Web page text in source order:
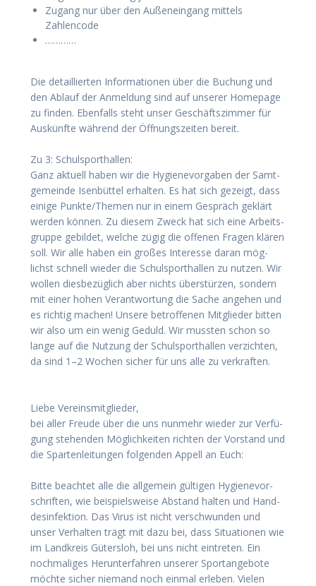
Zugang nur über den Außen­ein­gang mit­tels
Zahlencode
…………
Die detail­lier­ten Infor­ma­tio­nen über die Buchung und
den Ablauf der Anmel­dung sind auf unse­rer Home­page
zu fin­den. Eben­falls steht unser Geschäfts­zim­mer für
Aus­künf­te wäh­rend der Öff­nungs­zei­ten bereit.
Zu 3: Schul­sport­hal­len:
Ganz aktu­ell haben wir die Hygie­ne­vor­ga­ben der Samt­
ge­mein­de Isen­büt­tel erhal­ten. Es hat sich gezeigt, dass
eini­ge Punkte/Themen nur in einem Gespräch geklärt
wer­den kön­nen. Zu die­sem Zweck hat sich eine Arbeits­
grup­pe gebil­det, wel­che zügig die offe­nen Fra­gen klä­ren
soll. Wir alle haben ein gro­ßes Inter­es­se dar­an mög­
lichst schnell wie­der die Schul­sport­hal­len zu nut­zen. Wir
wol­len dies­be­züg­lich aber nichts über­stür­zen, son­dern
mit einer hohen Ver­ant­wor­tung die Sache ange­hen und
es rich­tig machen! Unse­re betrof­fe­nen Mit­glie­der bit­ten
wir also um ein wenig Geduld. Wir muss­ten schon so
lan­ge auf die Nut­zung der Schul­sport­hal­len ver­zich­ten,
da sind 1–2 Wochen sicher für uns alle zu ver­kraf­ten.
Lie­be Ver­eins­mit­glie­der,
bei aller Freu­de über die uns nun­mehr wie­der zur Ver­fü­
gung ste­hen­den Mög­lich­kei­ten rich­ten der Vor­stand und
die Spar­ten­lei­tun­gen fol­gen­den Appell an Euch:
Bit­te beach­tet alle die all­ge­mein gül­ti­gen Hygie­ne­vor­
schrif­ten, wie bei­spiels­wei­se Abstand hal­ten und Hand­
des­in­fek­ti­on. Das Virus ist nicht ver­schwun­den und
unser Ver­hal­ten trägt mit dazu bei, dass Situa­tio­nen wie
im Land­kreis Güters­loh, bei uns nicht ein­tre­ten. Ein
noch­ma­li­ges Her­un­ter­fah­ren unse­rer Sport­an­ge­bo­te
möch­te sicher nie­mand noch ein­mal erle­ben. Vie­len